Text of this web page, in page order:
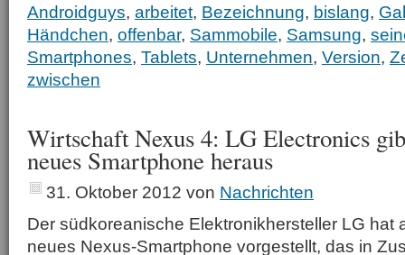
Androidguys, arbeitet, Bezeichnung, bislang,
Händchen, offenbar, Sammobile, Samsung,
Smartphones, Tablets, Unternehmen, Version,
zwischen
Wirtschaft Nexus 4: LG Electronics
neues Smartphone heraus
31. Oktober 2012 von Nachrichten
Der südkoreanische Elektronikhersteller LG hat
neues Nexus-Smartphone vorgestellt, das in